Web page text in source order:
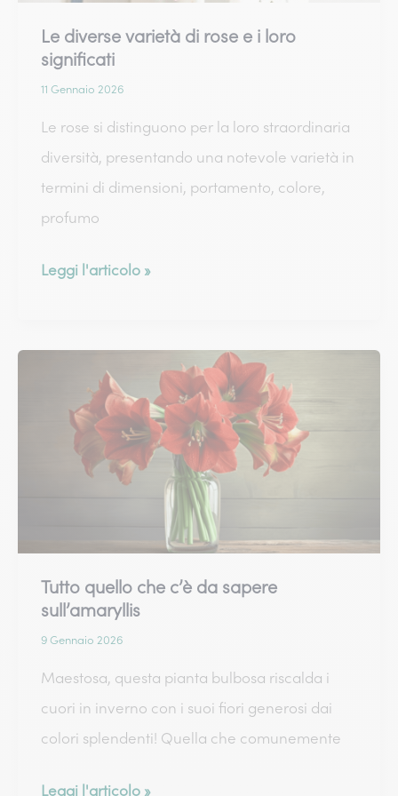
Le diverse varietà di rose e i loro
significati
11 Gennaio 2026
Le rose si distinguono per la loro straordinaria
diversità, presentando una notevole varietà in
termini di dimensioni, portamento, colore,
profumo
Le
Leggi l'articolo »
Tutto quello che c’è da sapere
sull’amaryllis
9 Gennaio 2026
Maestosa, questa pianta bulbosa riscalda i
cuori in inverno con i suoi fiori generosi dai
colori splendenti! Quella che comunemente
Tutto
Leggi l'articolo »